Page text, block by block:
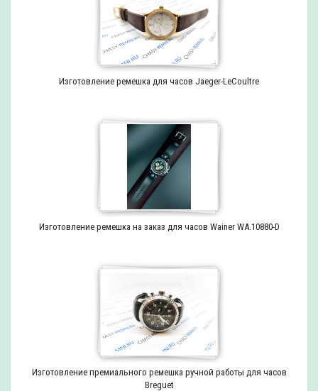
Изготовление ремешка для часов Jaeger-LeCoultre
Изготовление ремешка на заказ для часов Wainer WA.10880-D
Изготовление премиального ремешка ручной работы для часов
Breguet